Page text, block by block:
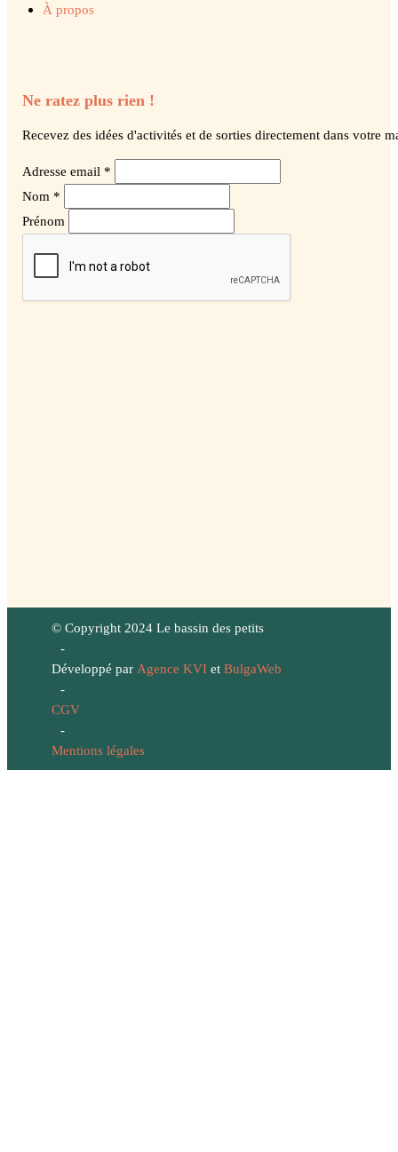
À propos
Ne ratez plus rien !
Recevez des idées d'activités et de sorties directement dans votre
Adresse email *
Nom *
Prénom
© Copyright 2024 Le bassin des petits
-
Développé par Agence KVIet BulgaWeb
-
CGV
-
Mentions légales